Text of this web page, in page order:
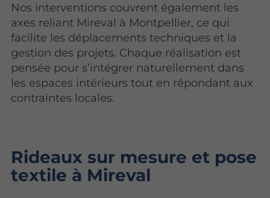
Nos interventions couvrent également les
axes reliant Mireval à Montpellier, ce qui
facilite les déplacements techniques et la
gestion des projets. Chaque réalisation est
pensée pour s’intégrer naturellement dans
les espaces intérieurs tout en répondant aux
contraintes locales.
Rideaux sur mesure et pose
textile à Mireval